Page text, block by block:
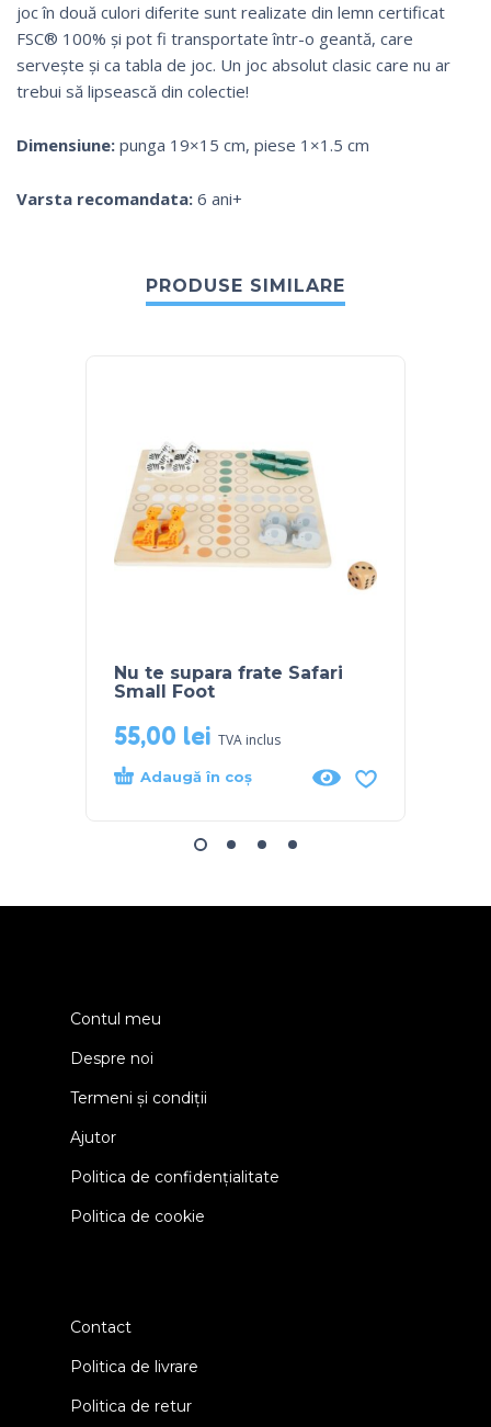
joc în două culori diferite sunt realizate din lemn certificat
FSC® 100% și pot fi transportate într-o geantă, care
servește și ca tabla de joc. Un joc absolut clasic care nu ar
trebui să lipsească din colectie!
Dimensiune: punga 19×15 cm, piese 1×1.5 cm
Varsta recomandata: 6 ani+
PRODUSE SIMILARE
Nu te supara frate Safari
Small Foot
55,00 lei TVA inclus
Adaugă în coș
Contul meu
Despre noi
Termeni și condiții
Ajutor
Politica de confidențialitate
Politica de cookie
Contact
Politica de livrare
Politica de retur